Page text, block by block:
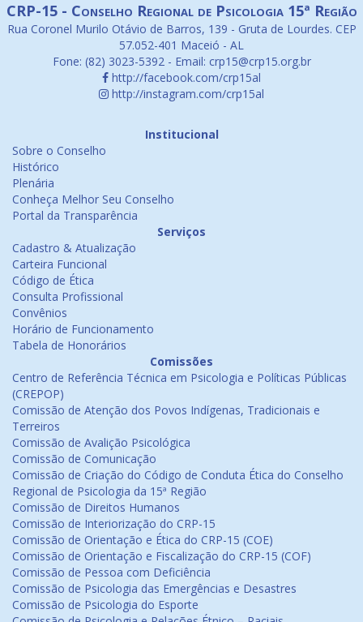
CRP-15 - Conselho Regional de Psicologia 15ª Região
Rua Coronel Murilo Otávio de Barros, 139 - Gruta de Lourdes. CEP
57.052-401 Maceió - AL
Fone: (82) 3023-5392 - Email: crp15@crp15.org.br
http://facebook.com/crp15al
http://instagram.com/crp15al
Institucional
Sobre o Conselho
Histórico
Plenária
Conheça Melhor Seu Conselho
Portal da Transparência
Serviços
Cadastro & Atualização
Carteira Funcional
Código de Ética
Consulta Profissional
Convênios
Horário de Funcionamento
Tabela de Honorários
Comissões
Centro de Referência Técnica em Psicologia e Políticas Públicas
(CREPOP)
Comissão de Atenção dos Povos Indígenas, Tradicionais e
Terreiros
Comissão de Avalição Psicológica
Comissão de Comunicação
Comissão de Criação do Código de Conduta Ética do Conselho
Regional de Psicologia da 15ª Região
Comissão de Direitos Humanos
Comissão de Interiorização do CRP-15
Comissão de Orientação e Ética do CRP-15 (COE)
Comissão de Orientação e Fiscalização do CRP-15 (COF)
Comissão de Pessoa com Deficiência
Comissão de Psicologia das Emergências e Desastres
Comissão de Psicologia do Esporte